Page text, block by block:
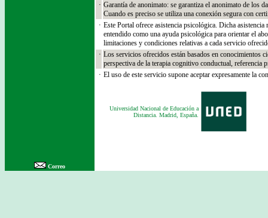
Correo
· Garantía de anonimato: se garantiza el anonimato de los
Cuando es preciso se utiliza una conexión segura con
· Este Portal ofrece asistencia psicológica. Dicha
entendido como una ayuda psicológica para orientar el
limitaciones y condiciones relativas a cada servicio
· Los servicios ofrecidos están basados en conocimientos
perspectiva de la terapia cognitivo conductual, referencia
· El uso de este servicio supone aceptar expresamente la
Universidad Nacional de Educación a
Distancia. Madrid, España.